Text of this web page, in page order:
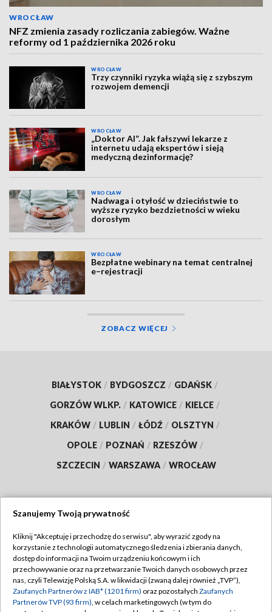
WROCŁAW
NFZ zmienia zasady rozliczania zabiegów. Ważne
reformy od 1 października 2026 roku
WROCŁAW
Trzy czynniki ryzyka wiążą się z szybszym
rozwojem demencji
WROCŁAW
„Doktor AI”. Jak fałszywi lekarze z
internetu udają ekspertów i sieją
medyczną dezinformację?
WROCŁAW
Nadwaga i otyłość w dzieciństwie to
wyższe ryzyko bezdzietności w wieku
dorosłym
WROCŁAW
Bezpłatne webinary na temat centralnej
e–rejestracji
ZOBACZ WIĘCEJ
BIAŁYSTOK / BYDGOSZCZ / GDAŃSK /
GORZÓW WLKP. / KATOWICE / KIELCE /
KRAKÓW / LUBLIN / ŁÓDŹ / OLSZTYN /
OPOLE / POZNAŃ / RZESZÓW /
SZCZECIN / WARSZAWA / WROCŁAW
TVP
Abonament TVP
Emisja w TVP
Centrum informacji TVP
Regulamin TVP
Polityka prywatności
Szanujemy Twoją prywatność
Kliknij "Akceptuję i przechodzę do serwisu", aby wyrazić zgody na
korzystanie z technologii automatycznego śledzenia i zbierania danych,
dostęp do informacji na Twoim urządzeniu końcowym i ich
przechowywanie oraz na przetwarzanie Twoich danych osobowych przez
nas, czyli Telewizję Polską S.A. w likwidacji (zwaną dalej również „TVP”),
Zaufanych Partnerów z IAB* (1201 firm) oraz pozostałych Zaufanych
Partnerów TVP (93 firm), w celach marketingowych (w tym do